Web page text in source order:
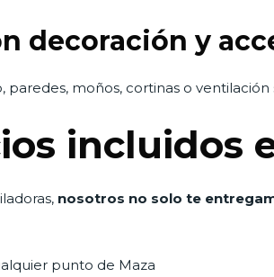
decoración y
paredes, moños, cortinas o
incluidos
nosotros no solo te
punto de Maza